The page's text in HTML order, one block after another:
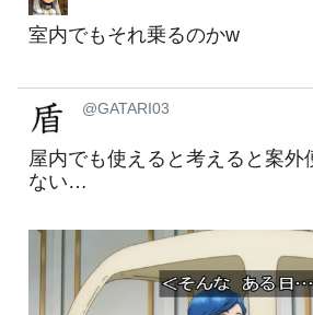
室内でもそれ乗るのかw
@GATARI03
屋内でも使えると考えると案外
ない…